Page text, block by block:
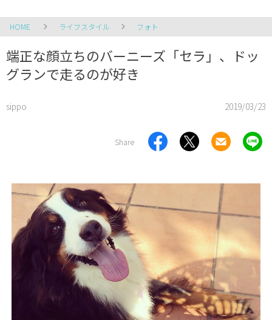
HOME ライフスタイル フォト
端正な顔立ちのバーニーズ「セラ」、ドッ
グランで走るのが好き
sippo 2019/03/23
Share